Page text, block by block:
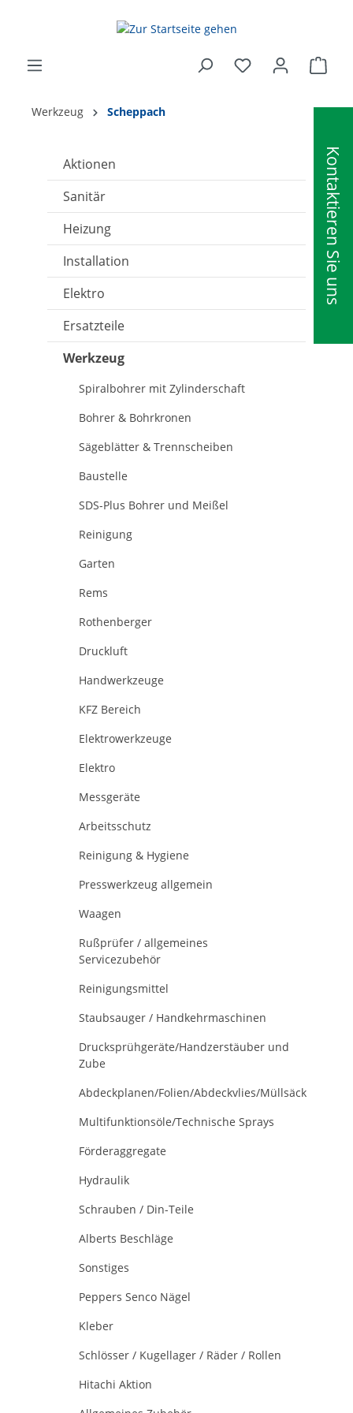
Kontaktieren Sie uns
Werkzeug Scheppach
Aktionen
Sanitär
Heizung
Installation
Elektro
Ersatzteile
Werkzeug
Spiralbohrer mit Zylinderschaft
Bohrer & Bohrkronen
Sägeblätter & Trennscheiben
Baustelle
SDS-Plus Bohrer und Meißel
Reinigung
Garten
Rems
Rothenberger
Druckluft
Handwerkzeuge
KFZ Bereich
Elektrowerkzeuge
Elektro
Messgeräte
Arbeitsschutz
Reinigung & Hygiene
Presswerkzeug allgemein
Waagen
Rußprüfer / allgemeines
Servicezubehör
Reinigungsmittel
Staubsauger / Handkehrmaschinen
Drucksprühgeräte/Handzerstäuber und
Zube
Abdeckplanen/Folien/Abdeckvlies/Müllsäck
Multifunktionsöle/Technische Sprays
Förderaggregate
Hydraulik
Schrauben / Din-Teile
Alberts Beschläge
Sonstiges
Peppers Senco Nägel
Kleber
Schlösser / Kugellager / Räder / Rollen
Hitachi Aktion